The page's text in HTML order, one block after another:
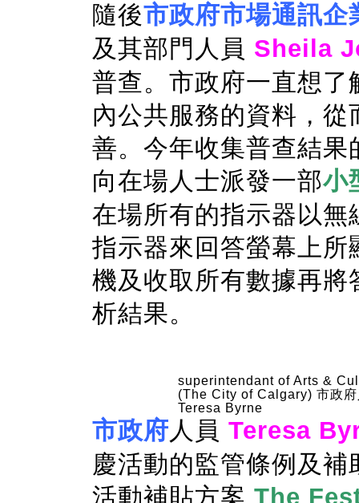
隨後市政府市場通訊企
及其部門人員 Sheila
普查。市政府一直想
內公共服務的資料，
善。今年收集普查結
向在場人士派發一部小
在場所有的指示器以
指示器來回答螢幕上
機及收取所有數據再
析結果。
superintendant of Arts &
(The City of Calgary) 市政府
Teresa Byrne
市政府人員 Teresa
慶活動的監管條例及
活動補貼方案 The